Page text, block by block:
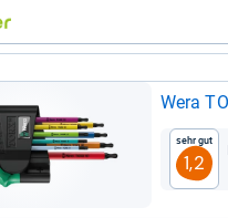
Wera
Sehr gut
1,2